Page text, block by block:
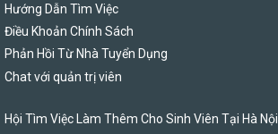
Hướng Dẫn Tìm Việc
Điều Khoản Chính Sách
Phản Hồi Từ Nhà Tuyển Dụng
Chat với quản trị viên
Hội Tìm Việc Làm Thêm Cho Sinh Viên Tại Hà Nội